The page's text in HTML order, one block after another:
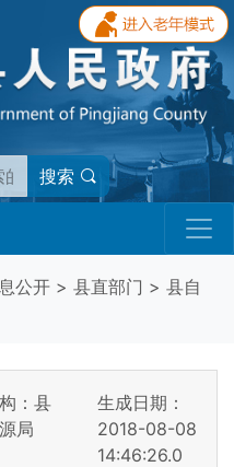
搜索
公开 > 县直部门 > 县自
：县
局
生成日期：
2018-08-08
14:46:26.0